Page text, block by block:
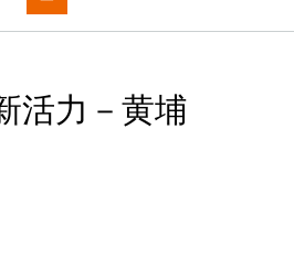
活力－黄埔